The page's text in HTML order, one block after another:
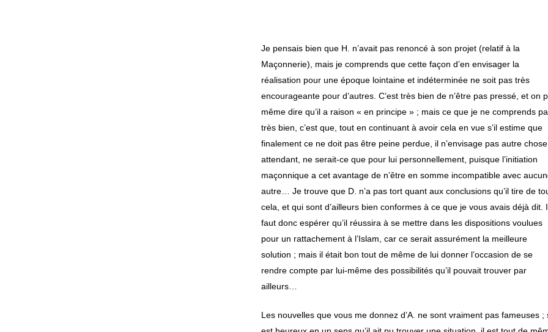
Je pensais bien que H. n’avait pas renoncé à son projet (relatif à la
Maçonnerie), mais je comprends que cette façon d’en envisager la
réalisation pour une époque lointaine et indéterminée ne soit pas très
encourageante pour d’autres. C’est très bien de n’être pas pressé, et on
même dire qu’il a raison « en principe » ; mais ce que je ne comprends
très bien, c’est que, tout en continuant à avoir cela en vue s’il estime que
finalement ce ne doit pas être peine perdue, il n’envisage pas autre
attendant, ne serait-ce que pour lui personnellement, puisque l’initiation
maçonnique a cet avantage de n’être en somme incompatible avec
autre… Je trouve que D. n’a pas tort quant aux conclusions qu’il tire de
cela, et qui sont d’ailleurs bien conformes à ce que je vous avais déjà dit.
faut donc espérer qu’il réussira à se mettre dans les dispositions voulues
pour un rattachement à l’Islam, car ce serait assurément la meilleure
solution ; mais il était bon tout de même de lui donner l’occasion de se
rendre compte par lui-même des possibilités qu’il pouvait trouver par
ailleurs…
Les nouvelles que vous me donnez d’A. ne sont vraiment pas fameuses ;